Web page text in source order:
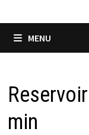
MENU
min